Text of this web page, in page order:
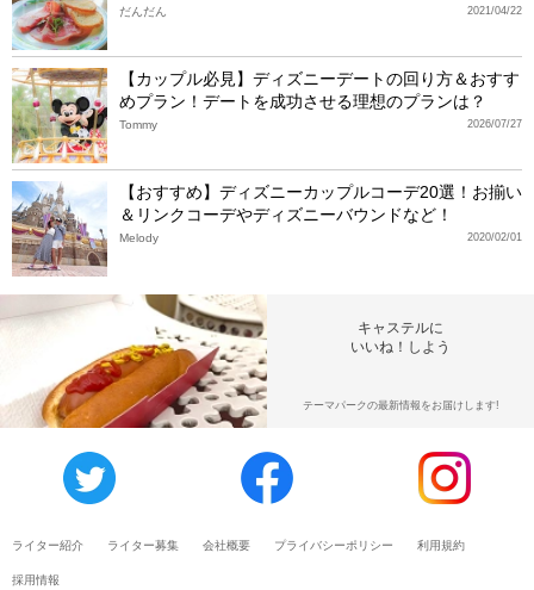
2021/04/22
だんだん
【カップル必見】ディズニーデートの回り方＆おすす
めプラン！デートを成功させる理想のプランは？
2026/07/27
Tommy
【おすすめ】ディズニーカップルコーデ20選！お揃い
＆リンクコーデやディズニーバウンドなど！
2020/02/01
Melody
キャステルに
いいね！しよう
テーマパークの最新情報をお届けします!
ライター紹介 ライター募集 会社概要 プライバシーポリシー 利用規約
採用情報